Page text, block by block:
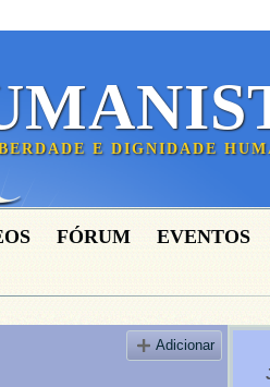
E DIGNIDADE
FÓRUM EVENTOS
Adicionar